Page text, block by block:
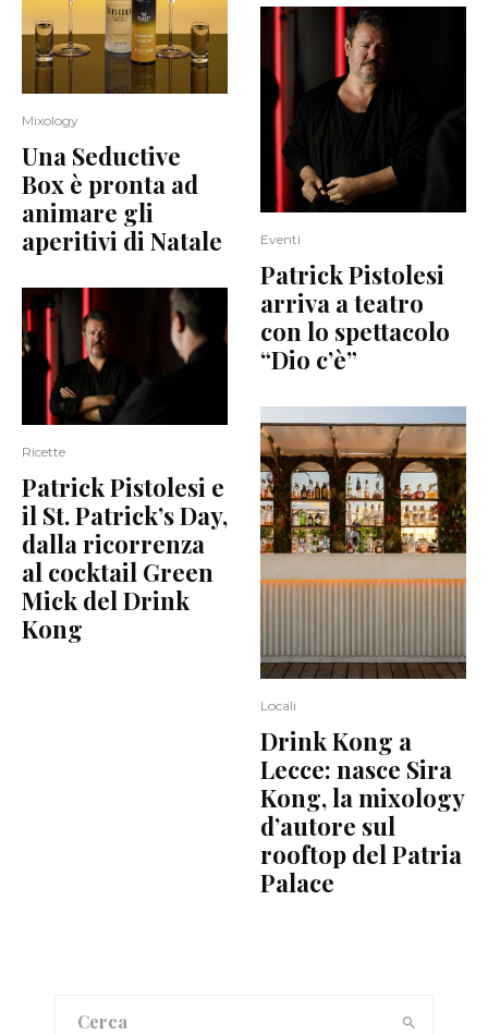
Mixology
Una Seductive
Box è pronta ad
animare gli
aperitivi di Natale
Ricette
Patrick Pistolesi e
il St. Patrick’s Day,
dalla ricorrenza
al cocktail Green
Mick del Drink
Kong
Eventi
Patrick Pistolesi
arriva a teatro
con lo spettacolo
“Dio c’è”
Locali
Drink Kong a
Lecce: nasce Sira
Kong, la mixology
d’autore sul
rooftop del Patria
Palace